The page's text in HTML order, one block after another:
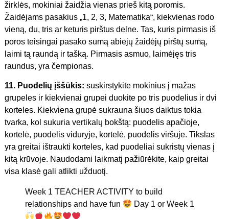
žirklės, mokiniai žaidžia vienas prieš kitą poromis.
Žaidėjams pasakius „1, 2, 3, Matematika“, kiekvienas rodo
vieną, du, tris ar keturis pirštus delne. Tas, kuris pirmasis iš
poros teisingai pasako sumą abiejų žaidėjų pirštų sumą,
laimi tą raundą ir tašką. Pirmasis asmuo, laimėjęs tris
raundus, yra čempionas.
11. Puodelių įššūkis: suskirstykite mokinius į mažas
grupeles ir kiekvienai grupei duokite po tris puodelius ir dvi
korteles. Kiekviena grupė sukrauna šiuos daiktus tokia
tvarka, kol sukuria vertikalų bokštą: puodelis apačioje,
kortelė, puodelis viduryje, kortelė, puodelis viršuje. Tikslas
yra greitai ištraukti korteles, kad puodeliai sukristų vienas į
kitą krūvoje. Naudodami laikmatį pažiūrėkite, kaip greitai
visa klasė gali atlikti užduotį.
Week 1 TEACHER ACTIVITY to build
relationships and have fun
Day 1 or Week 1